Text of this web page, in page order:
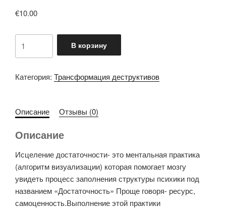
€10.00
товара
"Исцеление
В корзину
Категория: Трансформация деструктивов
Описание Отзывы (0)
Описание
Исцеление достаточности- это ментальная практика
(алгоритм визуализации) которая помогает мозгу
увидеть процесс заполнения структуры психики под
названием «Достаточность» Проще говоря- ресурс,
самоценность.Выполнение этой практики